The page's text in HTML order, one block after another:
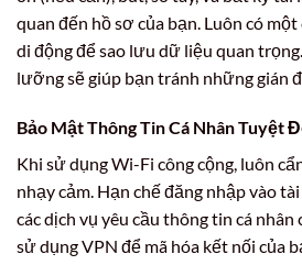
quan đến hồ sơ của bạn. Luôn có
di động để sao lưu dữ liệu quan
lưỡng sẽ giúp bạn tránh những gián
Bảo Mật Thông Tin Cá Nhân Tuyệt
Khi sử dụng Wi-Fi công cộng, luôn
nhạy cảm. Hạn chế đăng nhập vào
các dịch vụ yêu cầu thông tin cá nhân
sử dụng VPN để mã hóa kết nối của